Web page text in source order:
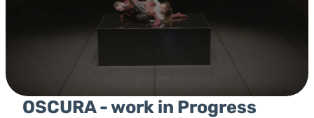
OSCURA - work in Progress